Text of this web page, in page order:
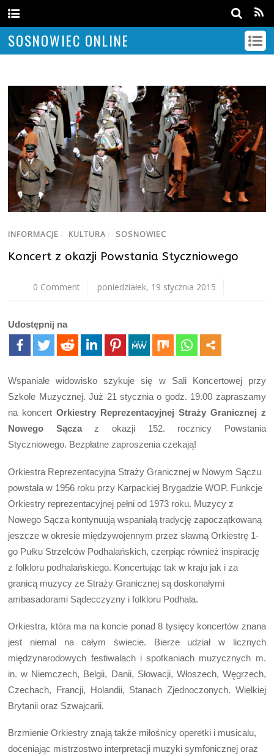
SOSNOWIEC ONLINE
INFORMACJE / KULTURA / SOSNOWIEC
Koncert z okazji Powstania Styczniowego
0 Comment poniedziałek, 19 stycznia 2015
Udostępnij na
Wspaniałe widowisko szykuje się w Sali Koncertowej przy
Szkole Muzycznej. Już 21 stycznia o godz. 19.00 zapraszamy
na koncertOrkiestry Reprezentacyjnej Straży Granicznej z
Nowego Sączaz okazji 152. rocznicy Powstania
Styczniowego. Bezpłatne zaproszenia czekają!
Orkiestra Reprezentacyjna Straży Granicznej w Nowym Sączu
powstała w 1956 roku przy Karpackiej Brygadzie WOP. Funkcje
Orkiestry reprezentacyjnej pełni od 1973 roku. Muzycy z
Nowego Sącza kontynuują wspaniałą tradycję zapoczątkowaną
jeszcze w okresie międzywojennym przez sławną Orkiestrę 1-
go Pułku Strzelców Podhalańskich, czerpiąc również inspirację
z folkloru podhalańskiego. Koncertując tak w kraju jak i za
granicą muzycy ze Straży Granicznej są doskonałymi
ambasadorami Sądecczyzny i folkloru Podhala.
Orkiestra, która ma na koncie ponad 8 tysięcy koncertów znana
jest niemal na całym świecie. Bierze udział w licznych
międzynarodowych festiwalach i spotkaniach muzycznych m.
in. w Niemczech, Belgii, Danii, Słowacji, Włoszech, Węgrzech,
Czechach, Francji, Holandii, Stanach Zjednoczonych. Wielkiej
Brytanii oraz Szwajcarii.
Brzmienie Orkiestry znają także miłośnicy operetki i musicalu,
doceniając mistrzostwo interpretacji muzyki symfonicznej oraz